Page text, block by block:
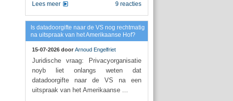
9 reacties
Lees meer
Is datadoorgifte naar de VS nog rechtmatig
na uitspraak van het Amerikaanse Hof?
15-07-2026 door Arnoud Engelfriet
Juridische vraag: Privacyorganisatie
noyb liet onlangs weten dat
datadoorgifte naar de VS na een
uitspraak van het Amerikaanse ...